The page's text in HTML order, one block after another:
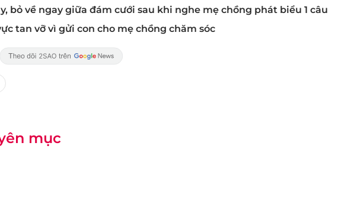
bỏ về ngay giữa đám cưới sau khi nghe mẹ chồng phát biểu 1 câu
tan vỡ vì gửi con cho mẹ chồng chăm sóc
mục